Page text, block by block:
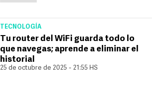
TECNOLOGÍA
Tu router del WiFi guarda todo lo
que navegas; aprende a eliminar el
historial
25 de octubre de 2025 - 21:55 HS